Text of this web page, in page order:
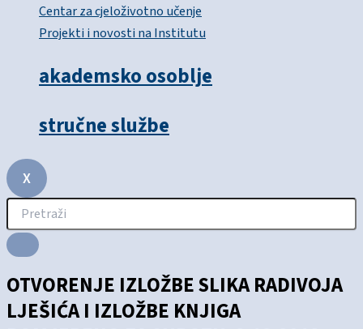
Centar za cjeloživotno učenje
Projekti i novosti na Institutu
akademsko osoblje
stručne službe
X
OTVORENJE IZLOŽBE SLIKA RADIVOJA
LJEŠIĆA I IZLOŽBE KNJIGA